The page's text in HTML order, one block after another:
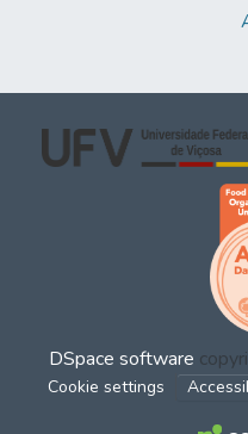
DSpace software
Cookie settings